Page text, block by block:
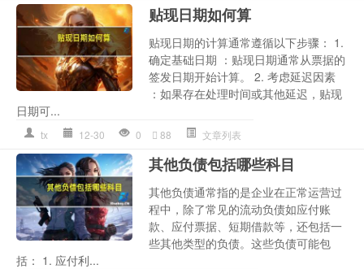
贴现日期如何算
贴现日期的计算通常遵循以下步骤： 1.
确定基础日期 ：贴现日期通常从票据的
签发日期开始计算。 2. 考虑延迟因素
：如果存在处理时间或其他延迟，贴现
日期可...
tx 12-30 0 88 文章列表
其他负债包括哪些科目
其他负债通常指的是企业在正常运营过
程中，除了常见的流动负债如应付账
款、应付票据、短期借款等，还包括一
些其他类型的负债。这些负债可能包
括： 1. 应付利...